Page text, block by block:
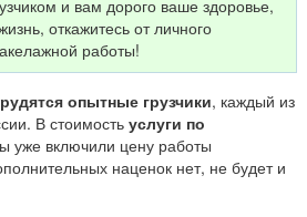
и вам дорого ваше здоровье,
откажитесь от личного
работы!
опытные грузчики, каждый из
В стоимость услуги по
уже включили цену работы
наценок нет, не будет и